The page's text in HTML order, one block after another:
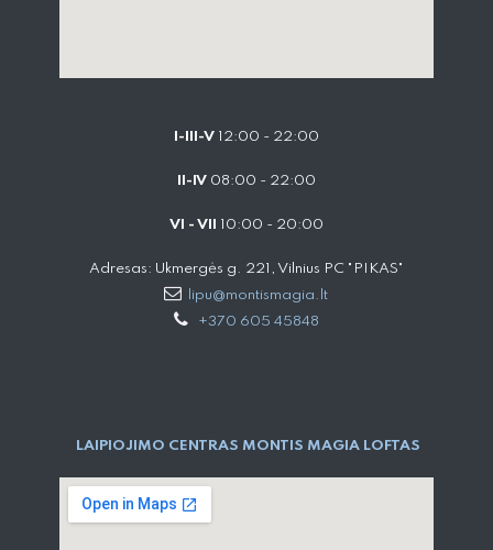
I-III-V 12:00 - 22:00
II-IV 08:00 - 22:00
VI - VII 10:00 - 20:00
Adresas: Ukmergės g. 221, Vilnius PC "PIKAS"
lipu@montismagia.lt
+370 605 45848
LAIPIOJIMO CENTRAS MONTIS MAGIA LOFTAS